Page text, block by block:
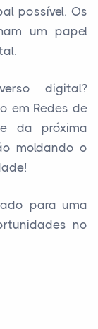
possível. Os
um papel
digital?
em Redes de
da próxima
moldando o
para uma
no